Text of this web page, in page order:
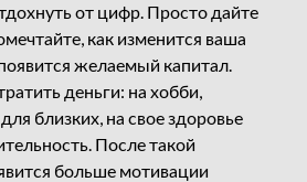
от цифр. Просто дайте
как изменится ваша
желаемый капитал.
деньги: на хобби,
близких, на свое здоровье
После такой
больше мотивации